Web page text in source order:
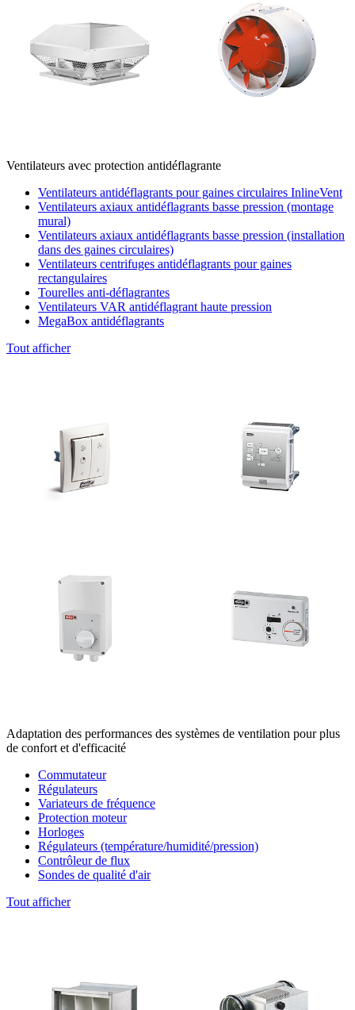
Ventilateurs avec protection antidéflagrante
Ventilateurs antidéflagrants pour gaines circulaires InlineVent
Ventilateurs axiaux antidéflagrants basse pression (montage
mural)
Ventilateurs axiaux antidéflagrants basse pression (installation
dans des gaines circulaires)
Ventilateurs centrifuges antidéflagrants pour gaines
rectangulaires
Tourelles anti-déflagrantes
Ventilateurs VAR antidéflagrant haute pression
MegaBox antidéflagrants
Tout afficher
Adaptation des performances des systèmes de ventilation pour plus
de confort et d'efficacité
Commutateur
Régulateurs
Variateurs de fréquence
Protection moteur
Horloges
Régulateurs (température/humidité/pression)
Contrôleur de flux
Sondes de qualité d'air
Tout afficher